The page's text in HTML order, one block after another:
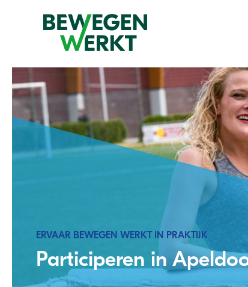
ERVAAR BEWEGEN WERKT IN PRAKTIJK
Participeren in